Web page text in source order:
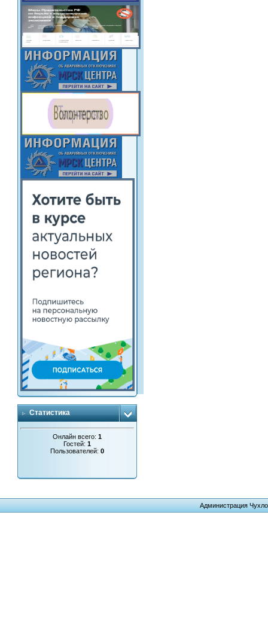
Статистика
Онлайн всего:1
Гостей:1
Пользователей:0
Администрация